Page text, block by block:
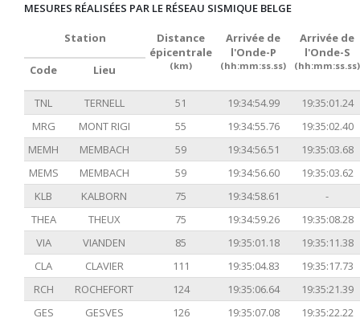
MESURES RÉALISÉES PAR LE RÉSEAU SISMIQUE BELGE
Station
Distance
épicentrale
(km)
Arrivée de
l'Onde-P
(hh:mm:ss.ss)
Arrivée de
l'Onde-S
(hh:mm:ss.ss)
Code Lieu
TNL TERNELL 51 19:34:54.99
19:35:01.24
MRG
MONT RIGI 55 19:34:55.76
19:35:02.40
MEMH
MEMBACH 59 19:34:56.51
19:35:03.68
MEMS
MEMBACH 59 19:34:56.60
19:35:03.62
KLB
KALBORN 75 19:34:58.61
-
THEA
THEUX 75 19:34:59.26
19:35:08.28
VIA
VIANDEN 85 19:35:01.18
19:35:11.38
CLA
CLAVIER 111 19:35:04.83
19:35:17.73
RCH
ROCHEFORT 124 19:35:06.64
19:35:21.39
GES
GESVES 126 19:35:07.08
19:35:22.22